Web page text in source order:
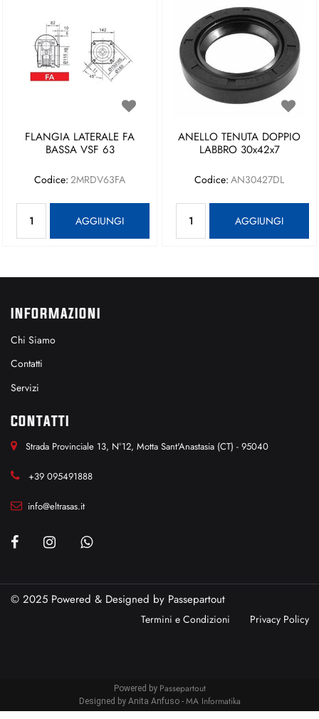
FLANGIA LATERALE FA
BASSA VSF 63
Codice: 2MRDV63FA
AGGIUNGI
ANELLO TENUTA DOPPIO
LABBRO 30x42x7
Codice: AN30427DL
AGGIUNGI
INFORMAZIONI
Chi Siamo
Contatti
Servizi
CONTATTI
Strada Provinciale 13, N°12, Motta Sant'Anastasia (CT) - 95040
+39 095491888
info@eltrasas.it
© 2025 Powered & Designed by Passepartout
Termini e Condizioni Privacy Policy
Powered by Passepartout
Designed by Anita Anfuso - MA Informatika